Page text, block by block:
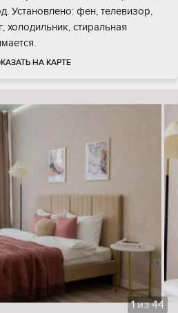
Установлено: фен, телевизор,
холодильник, стиральная
НА КАРТЕ
1из44